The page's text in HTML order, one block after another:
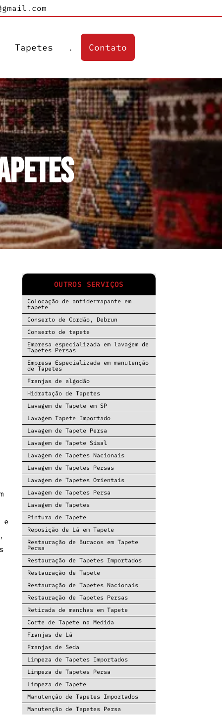
Tapetes . Contato
e
OUTROS SERVIÇOS
Colocação de antiderrapante em
tapete
Conserto de Cordão, Debrun
Conserto de tapete
Empresa especializada em lavagem de
Tapetes Persas
Empresa Especializada em manutenção
de Tapetes
Franjas de algodão
Hidratação de Tapetes
Lavagem de Tapete em SP
Lavagem Tapete Importado
Lavagem de Tapete Persa
Lavagem de Tapete Sisal
Lavagem de Tapetes Nacionais
Lavagem de Tapetes Persas
Lavagem de Tapetes Orientais
Lavagem de Tapetes Persa
Lavagem de Tapetes
Pintura de Tapete
Reposição de Lã em Tapete
Restauração de Buracos em Tapete
Persa
Restauração de Tapetes Importados
Restauração de Tapete
Restauração de Tapetes Nacionais
Restauração de Tapetes Persas
Retirada de manchas em Tapete
Corte de Tapete na Medida
Franjas de Lã
Franjas de Seda
Limpeza de Tapetes Importados
Limpeza de Tapetes Persa
Limpeza de Tapete
Manutenção de Tapetes Importados
Manutenção de Tapetes Persa